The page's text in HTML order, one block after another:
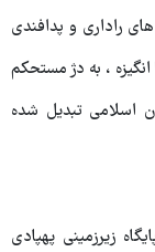
راداری و پدافندی
، به دژ مستحکم
اسلامی تبدیل شده
زیرزمینی پهپادی